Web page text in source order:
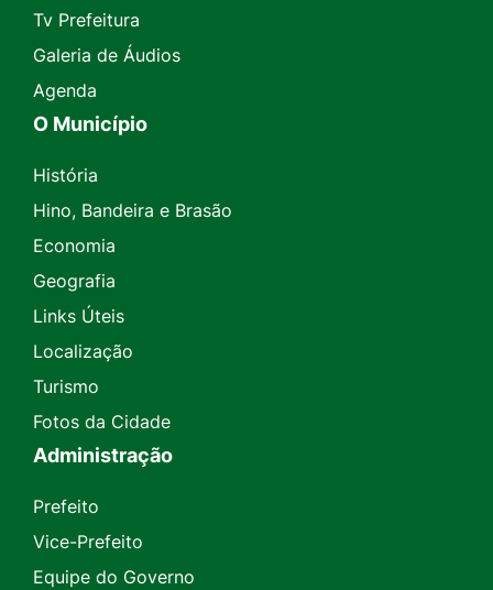
Tv Prefeitura
Galeria de Áudios
Agenda
O Município
História
Hino, Bandeira e Brasão
Economia
Geografia
Links Úteis
Localização
Turismo
Fotos da Cidade
Administração
Prefeito
Vice-Prefeito
Equipe do Governo